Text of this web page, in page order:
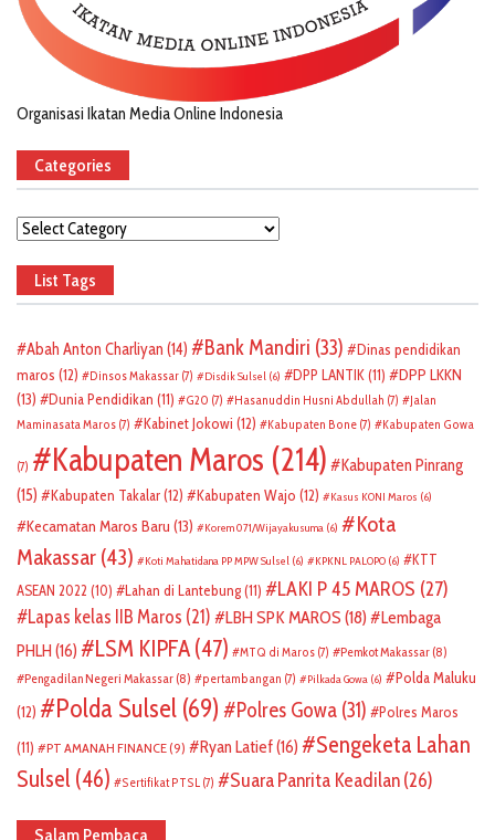
Organisasi Ikatan Media Online Indonesia
Categories
Categories
List Tags
Abah Anton Charliyan (14) Bank Mandiri (33)
Dinas pendidikan
maros (12) Dinsos Makassar (7) Disdik Sulsel (6) DPP LANTIK(11)
DPP LKKN
(13)
Dunia Pendidikan (11) G20 (7) Hasanuddin Husni Abdullah (7)
Jalan
Maminasata Maros (7) Kabinet Jokowi (12) Kabupaten Bone (7) Kabupaten Gowa
(7) Kabupaten Maros (214)
Kabupaten Pinrang
(15)
Kabupaten Takalar(12) Kabupaten Wajo (12) Kasus KONI Maros (6)
Kecamatan Maros Baru (13) Korem 071/Wijayakusuma (6)
Kota
Makassar (43) Koti Mahatidana PP MPW Sulsel (6) KPKNL PALOPO (6)
KTT
ASEAN 2022 (10) Lahan di Lantebung(11) LAKI P 45 MAROS (27)
Lapas kelas IIB Maros (21) LBH SPK MAROS (18)
Lembaga
PHLH (16) LSM KIPFA (47) MTQ di Maros (7) Pemkot Makassar (8)
Pengadilan Negeri Makassar (8) pertambangan (7) Pilkada Gowa (6)
Polda Maluku
(12)
Polda Sulsel (69) Polres Gowa (31)
Polres Maros
(11)
PT AMANAH FINANCE(9) Ryan Latief(16)
Sengeketa Lahan
Sulsel (46) Sertifikat PTSL (7) Suara Panrita Keadilan(26)
Salam Pembaca